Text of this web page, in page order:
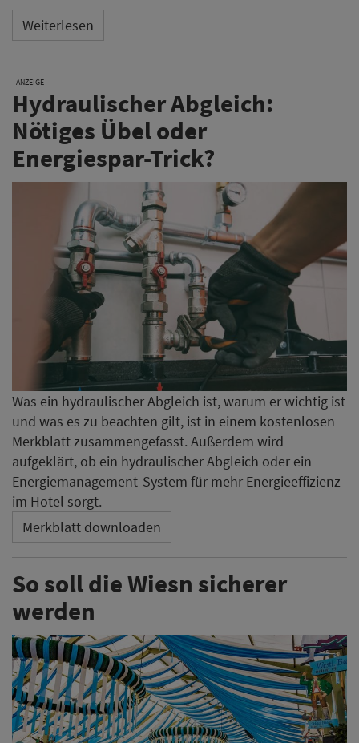
Weiterlesen
ANZEIGE
Hydraulischer Abgleich:
Nötiges Übel oder
Energiespar-Trick?
Was ein hydraulischer Abgleich ist, warum er wichtig ist
und was es zu beachten gilt, ist in einem kostenlosen
Merkblatt zusammengefasst. Außerdem wird
aufgeklärt, ob ein hydraulischer Abgleich oder ein
Energiemanagement-System für mehr Energieeffizienz
im Hotel sorgt.
Merkblatt downloaden
So soll die Wiesn sicherer
werden